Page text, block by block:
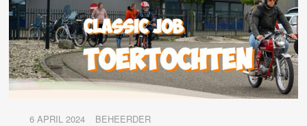
6 APRIL 2024 BEHEERDER